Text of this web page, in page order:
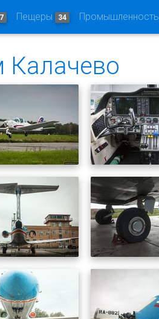
Пещеры 34 Промышленность
Калачево